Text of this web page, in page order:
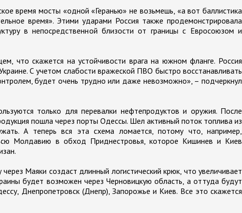
время мосты «одной «Геранью» не возьмешь, «а вот баллистика
время». Этими ударами Россия также продемонстрировала
в непосредственной близости от границы с Евросоюзом и
что скажется на устойчивости врага на южном фланге. Россия
С учетом слабости вражеской ПВО быстро восстанавливать
будет очень трудно или даже невозможно», – подчеркнул
только для перевалки нефтепродуктов и оружия. После
пошла через порты Одессы. Шел активный поток топлива из
А теперь вся эта схема ломается, потому что, например,
Молдавию в обход Приднестровья, которое Кишинев и Киев
Маяки создаст длинный логистический крюк, что увеличивает
будет возможен через Черновицкую область, а оттуда будут
Днепропетровск (Днепр), Запорожье и Киев. Все это скажется